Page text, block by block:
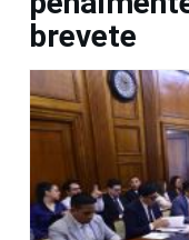
brevete